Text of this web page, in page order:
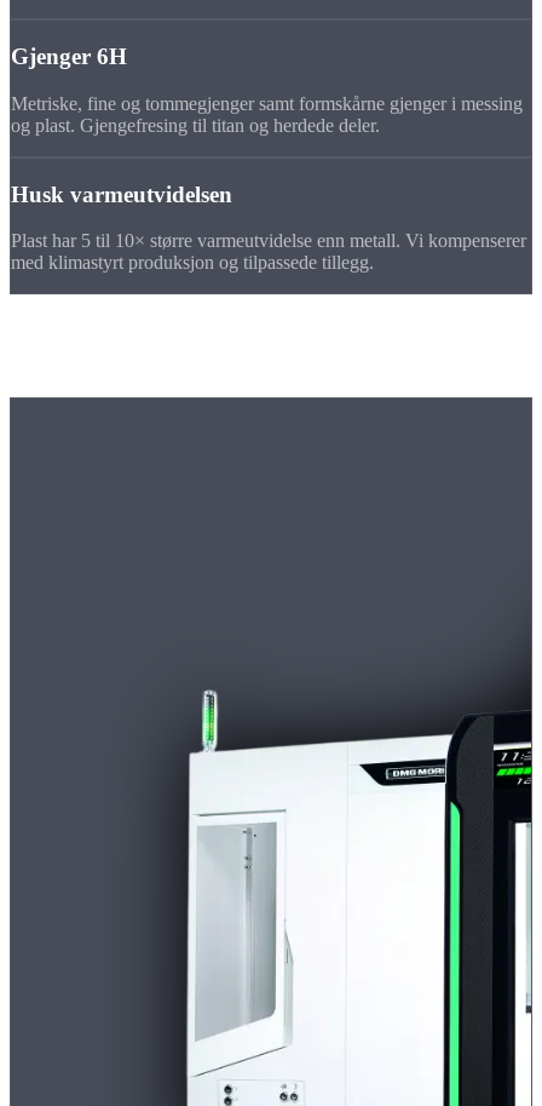
Gjenger 6H
Metriske, fine og tommegjenger samt formskårne gjenger i messing
og plast. Gjengefresing til titan og herdede deler.
Husk varmeutvidelsen
Plast har 5 til 10× større varmeutvidelse enn metall. Vi kompenserer
med klimastyrt produksjon og tilpassede tillegg.